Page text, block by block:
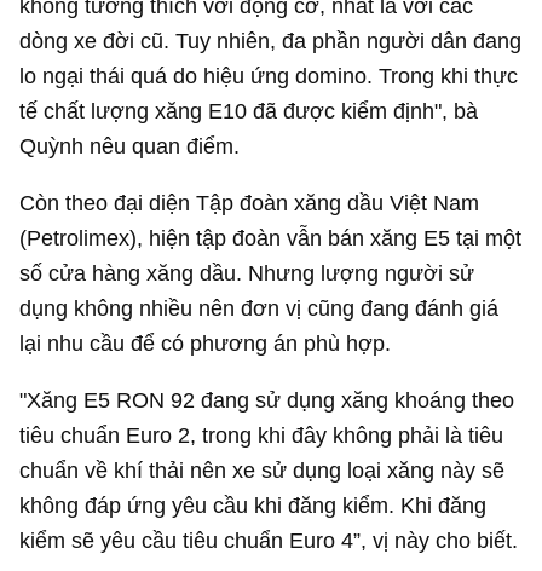
dòng xe đời cũ. Tuy nhiên, đa phần người dân đang
lo ngại thái quá do hiệu ứng domino. Trong khi thực
tế chất lượng xăng E10 đã được kiểm định", bà
Quỳnh nêu quan điểm.
Còn theo đại diện Tập đoàn xăng dầu Việt Nam
(Petrolimex), hiện tập đoàn vẫn bán xăng E5 tại một
số cửa hàng xăng dầu. Nhưng lượng người sử
dụng không nhiều nên đơn vị cũng đang đánh giá
lại nhu cầu để có phương án phù hợp.
"Xăng E5 RON 92 đang sử dụng xăng khoáng theo
tiêu chuẩn Euro 2, trong khi đây không phải là tiêu
chuẩn về khí thải nên xe sử dụng loại xăng này sẽ
không đáp ứng yêu cầu khi đăng kiểm. Khi đăng
kiểm sẽ yêu cầu tiêu chuẩn Euro 4”, vị này cho biết.